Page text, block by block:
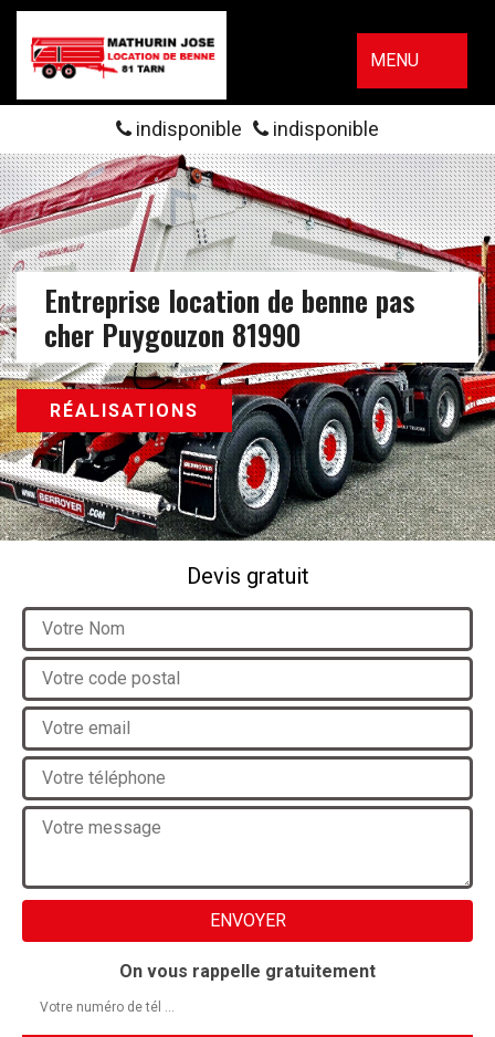
MENU
indisponible indisponible
Entreprise location de benne pas
cher Puygouzon 81990
RÉALISATIONS
Devis gratuit
On vous rappelle gratuitement